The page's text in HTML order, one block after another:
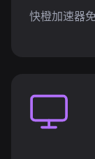
快橙加速器